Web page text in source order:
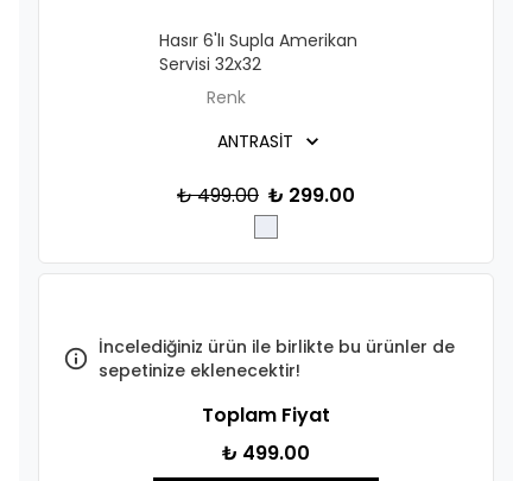
Hasır 6'lı Supla Amerikan
Servisi 32x32
Renk
₺ 499.00 ₺ 299.00
İncelediğiniz ürün ile birlikte bu ürünler de
sepetinize eklenecektir!
Toplam Fiyat
₺ 499.00